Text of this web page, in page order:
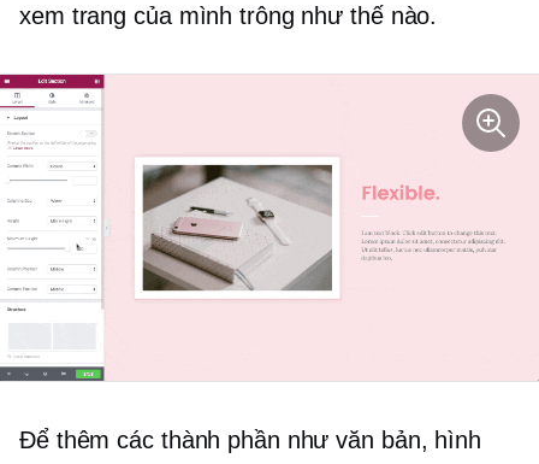
xem trang của mình trông như thế nào.
Để thêm các thành phần như văn bản, hình